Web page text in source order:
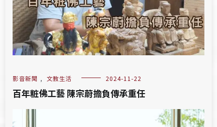
影音新聞 , 文教生活 2024-11-22
百年粧佛工藝 陳宗蔚擔負傳承重任